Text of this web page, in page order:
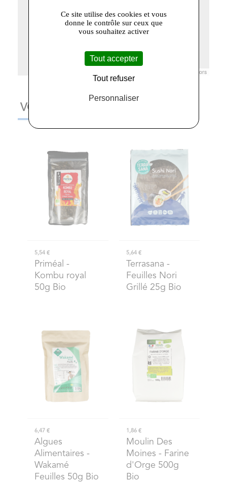
contributors
VOUS AIMEREZ AUSSI
5,54 €
Priméal -
Kombu royal
50g Bio
5,64 €
Terrasana -
Feuilles Nori
Grillé 25g Bio
6,47 €
Algues
Alimentaires -
Wakamé
Feuilles 50g Bio
1,86 €
Moulin Des
Moines - Farine
d'Orge 500g
Bio
Ce site utilise des cookies et vous
donne le contrôle sur ceux que
vous souhaitez activer
Tout accepter
Tout refuser
Personnaliser